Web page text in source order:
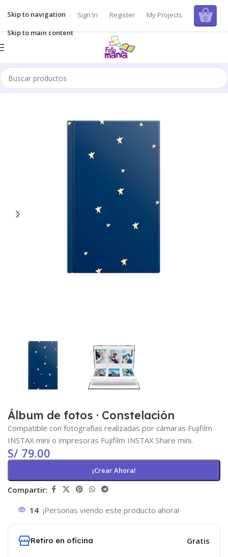
Sign In Register My Projects 0
Skip to navigation
Skip to main content
Inicio/Álbum de fotos
Álbum de fotos · Constelación
Compatible con fotografías realizadas por cámaras Fujifilm
INSTAX mini o impresoras Fujifilm INSTAX Share mini.
S/ 79.00
¡Crear Ahora!
Compartir:
14 ¡Personas viendo este producto ahora!
Retiro en oficina Gratis